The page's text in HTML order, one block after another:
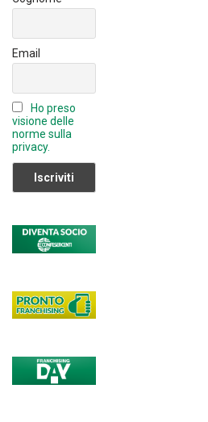
n
el
Email
Ho preso
visione delle
norme sulla
privacy.